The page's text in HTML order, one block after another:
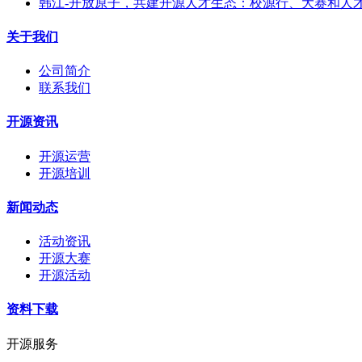
关于我们
公司简介
联系我们
开源资讯
开源运营
开源培训
新闻动态
活动资讯
开源大赛
开源活动
资料下载
开源服务